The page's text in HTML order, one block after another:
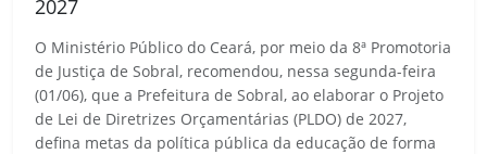
2027
O Ministério Público do Ceará, por meio da 8ª Promotoria
de Justiça de Sobral, recomendou, nessa segunda-feira
(01/06), que a Prefeitura de Sobral, ao elaborar o Projeto
de Lei de Diretrizes Orçamentárias (PLDO) de 2027,
defina metas da política pública da educação de forma